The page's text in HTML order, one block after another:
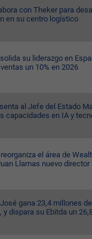
con Theker para
en su centro logístico
su liderazgo en
un 10% en 2026
al Jefe del Estado
capacidades en IA y
el área de
Llamas nuevo director
gana 23,4 millones
y dispara su Ebitda un